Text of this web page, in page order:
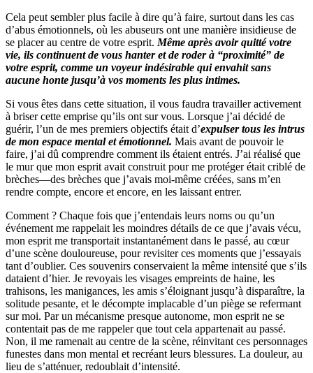
Cela peut sembler plus facile à dire qu’à faire, surtout dans les cas
d’abus émotionnels, où les abuseurs ont une manière insidieuse de
se placer au centre de votre esprit. Même après avoir quitté votre
vie, ils continuent de vous hanter et de roder à “proximité” de
votre esprit, comme un voyeur indésirable qui envahit sans
aucune honte jusqu’à vos moments les plus intimes.
Si vous êtes dans cette situation, il vous faudra travailler activement
à briser cette emprise qu’ils ont sur vous. Lorsque j’ai décidé de
guérir, l’un de mes premiers objectifs était d’expulser tous les intrus
de mon espace mental et émotionnel. Mais avant de pouvoir le
faire, j’ai dû comprendre comment ils étaient entrés. J’ai réalisé que
le mur que mon esprit avait construit pour me protéger était criblé de
brèches—des brèches que j’avais moi-même créées, sans m’en
rendre compte, encore et encore, en les laissant entrer.
Comment ? Chaque fois que j’entendais leurs noms ou qu’un
événement me rappelait les moindres détails de ce que j’avais vécu,
mon esprit me transportait instantanément dans le passé, au cœur
d’une scène douloureuse, pour revisiter ces moments que j’essayais
tant d’oublier. Ces souvenirs conservaient la même intensité que s’ils
dataient d’hier. Je revoyais les visages empreints de haine, les
trahisons, les manigances, les amis s’éloignant jusqu’à disparaître, la
solitude pesante, et le décompte implacable d’un piège se refermant
sur moi. Par un mécanisme presque autonome, mon esprit ne se
contentait pas de me rappeler que tout cela appartenait au passé.
Non, il me ramenait au centre de la scène, réinvitant ces personnages
funestes dans mon mental et recréant leurs blessures. La douleur, au
lieu de s’atténuer, redoublait d’intensité.